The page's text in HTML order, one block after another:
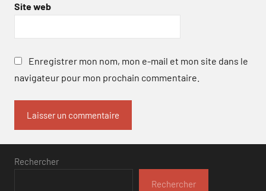
Site web
Enregistrer mon nom, mon e-mail et mon site dans le
navigateur pour mon prochain commentaire.
Rechercher
Rechercher